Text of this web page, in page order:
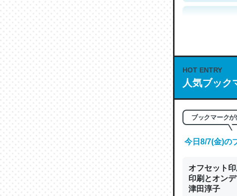
これは良記
の伏線」は
やすく強く
HOT ENTRY
人気ブック
ブックマーク
今日8/7(金)の
オフセット
印刷とオン
津田淳子